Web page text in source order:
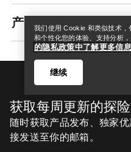
我们使用 Cookie 和类似技术
和个性化您的体验、支持分析，
的隐私政策中了解更多信息
继续